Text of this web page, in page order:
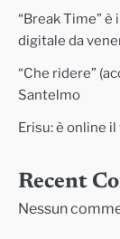
“Break Time” è
digitale da
“Che ridere”
Santelmo
Erisu: è online
Recent
Nessun